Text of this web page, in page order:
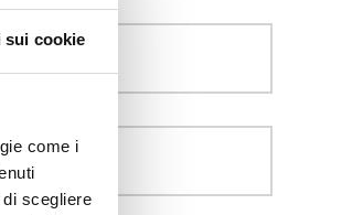
sui cookie
come i
scegliere